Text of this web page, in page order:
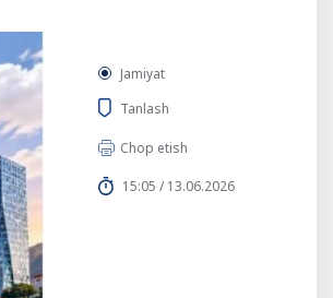
Jamiyat
Tanlash
Chop etish
15:05 / 13.06.2026